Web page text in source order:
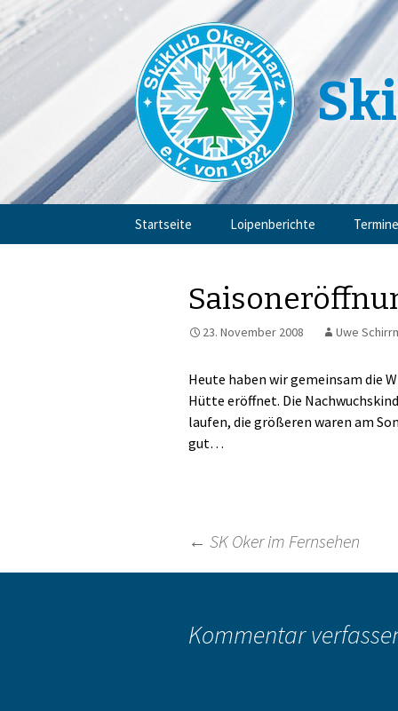
Startseite Loipenberichte Termine
23. November 2008 Uwe
Heute haben wir gemeinsam die
Hütte eröffnet. Die
laufen, die größeren waren am
gut…
Beitragsnavigation
← SK Oker im Fernsehen
Kommentar